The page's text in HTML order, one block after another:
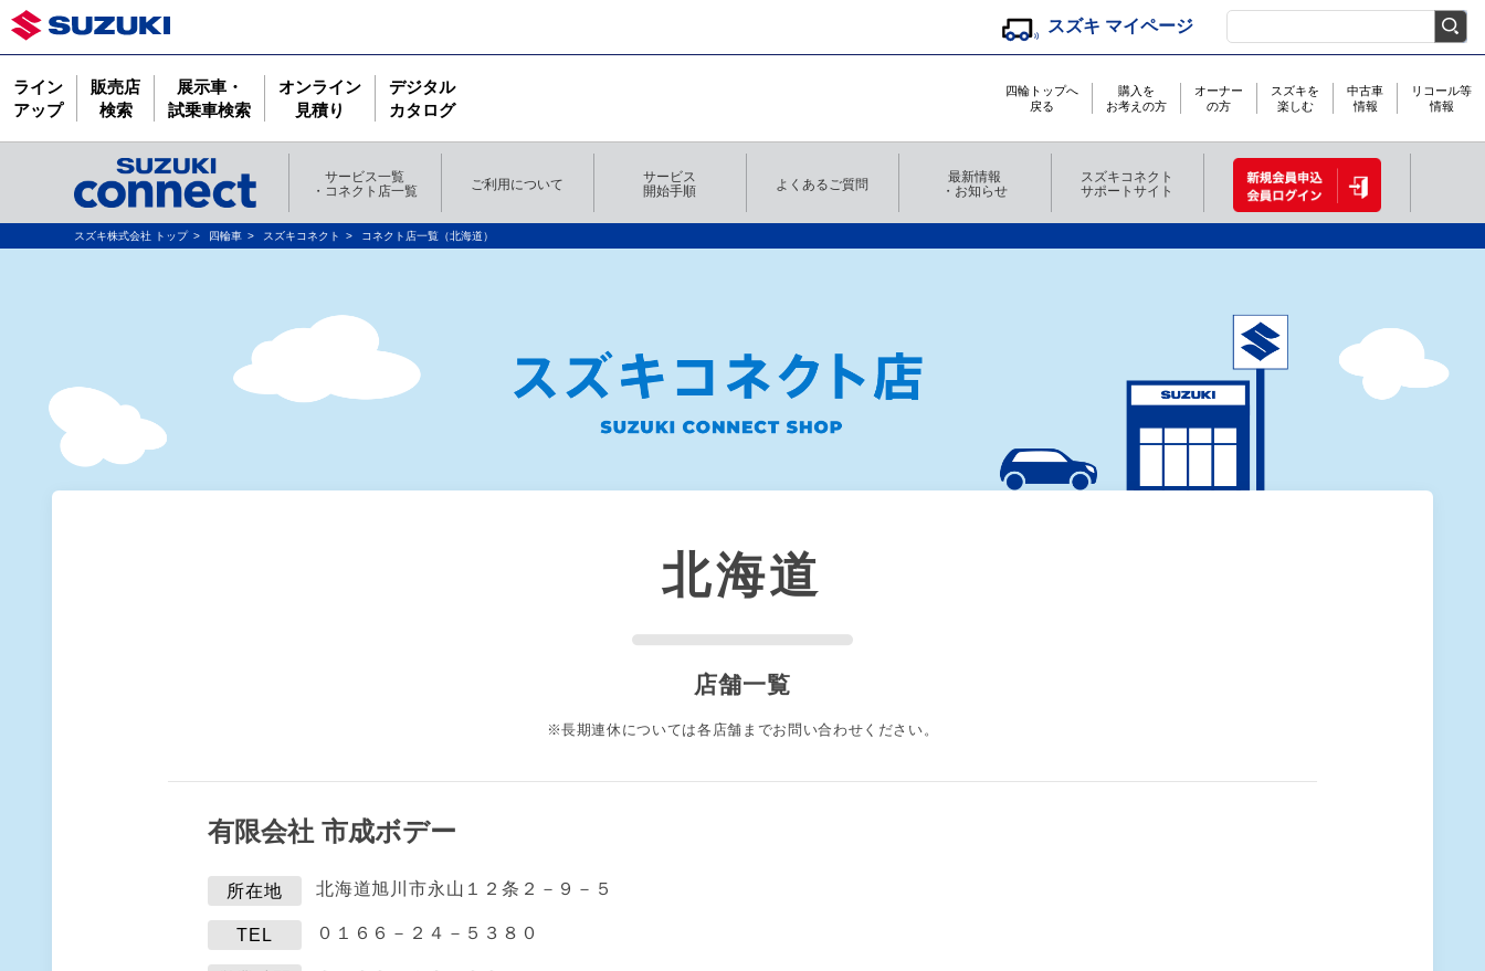
スズキ マイページ
ライン
アップ
販売店
検索
展示車・
試乗車検索
オンライン
見積り
デジタル
カタログ
四輪トップへ
戻る
購入を
お考えの方
オーナー
の方
スズキを
楽しむ
中古車
情報
リコール等
情報
サービス一覧
・コネクト店一覧
ご利用について
サービス
開始手順
よくあるご質問
最新情報
・お知らせ
スズキコネクト
サポートサイト
スズキ株式会社 トップ 四輪車 スズキコネクト コネクト店一覧（北海道）
北海道
店舗一覧
※長期連休については各店舗までお問い合わせください。
有限会社 市成ボデー
所在地 北海道旭川市永山１２条２－９－５
TEL ０１６６－２４－５３８０